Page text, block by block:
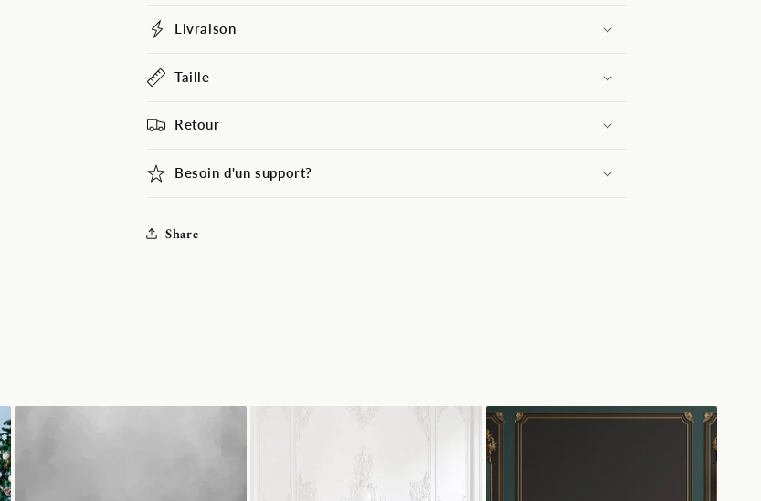
gris
Livraison
Taille
Retour
Besoin d'un support?
Share